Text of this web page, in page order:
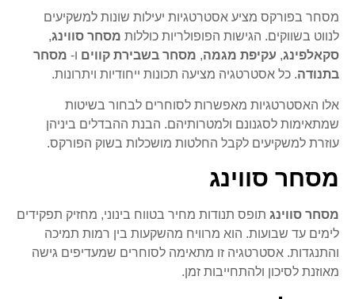
מסחר בפורקס מציע אסטרטגיות יעילות שונות למשקיעים
לנווט בשווקים. הגישות הפופולריות כוללות מסחר סווינג,
סקאלפינג, עקיפת מגמה, מסחר בשבירת קווים ו- מסחר
בתנודה. כל אסטרטגיה מציעה תכונות ייחודיות ויתרונות.
אלו האסטרטגיות מאפשרות לסוחרים לבחור בשיטות
שמתאימות לסגנונם ולמטרותיהם. הבנת ההבדלים ביניהן
עוזרת למשקיעים לקבל החלטות מושכלות בשוק הפורקס.
מסחר סווינג
מסחר סווינג תופס תנודות מחיר בטווח בינוני, מחזיק תפקידים
לימים עד שבועות. הוא מרוויח מהשקעות בין רמות תמיכה
והתנגדות. אסטרטגיה זו מתאימה לסוחרים שמעדיפים גישה
מאוזנת לסיכון ולהתחייבות זמן.